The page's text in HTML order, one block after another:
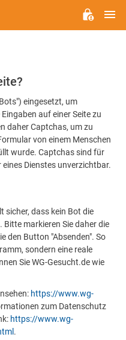
eingesetzt, um
auf einer Seite zu
daher Captchas, um zu
von einem Menschen
wurde. Captchas sind für
Dienstes unverzichtbar.
sicher, dass kein Bot die
markieren Sie daher die
den Button "Absenden". So
sondern eine reale
Sie WG-Gesucht.de wie
https://www.wg-
zum Datenschutz
https://www.wg-
.